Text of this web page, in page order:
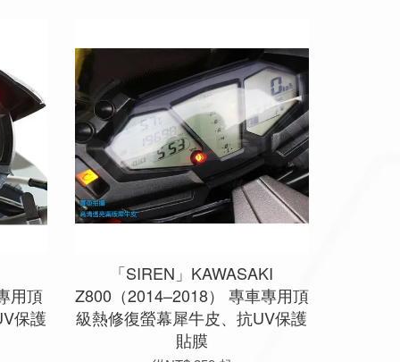
用頂
保護
「SIREN」KAWASAKI
Z800（2014–2018） 專車專用頂
級熱修復螢幕犀牛皮、抗UV保護
貼膜